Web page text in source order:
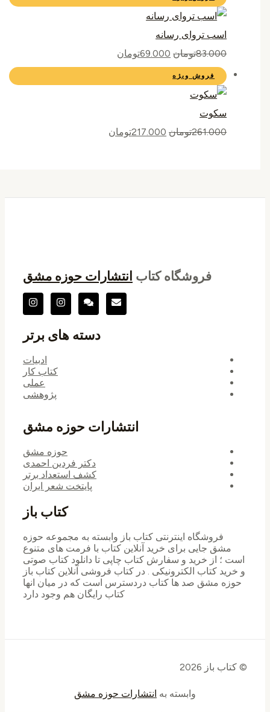
اسب تروای رسانه
83.000تومان 69.000تومان
فروش ویژه
سکوت
261.000تومان 217.000تومان
فروشگاه کتابانتشارات حوزه مشق
دسته های برتر
ادبیات
کتاب کار
عملی
پژوهشی
انتشارات حوزه مشق
حوزه مشق
دکتر فردین احمدی
کشف استعداد برتر
پایتخت شعر ایران
کتاب باز
فروشگاه اینترنتی کتاب باز وابسته به مجموعه حوزه
مشق جایی برای خرید ‌آنلاین کتاب با فرمت های متنوع
است ؛ از خرید و سفارش کتاب چاپی تا دانلود کتاب صوتی
و خرید کتاب الکترونیکی . در کتاب فروشی آنلاین کتاب باز
حوزه مشق صد ها کتاب دردسترس است که در میان انها
کتاب رایگان هم وجود دارد
© کتاب باز 2026
وابسته بهانتشارات حوزه مشق